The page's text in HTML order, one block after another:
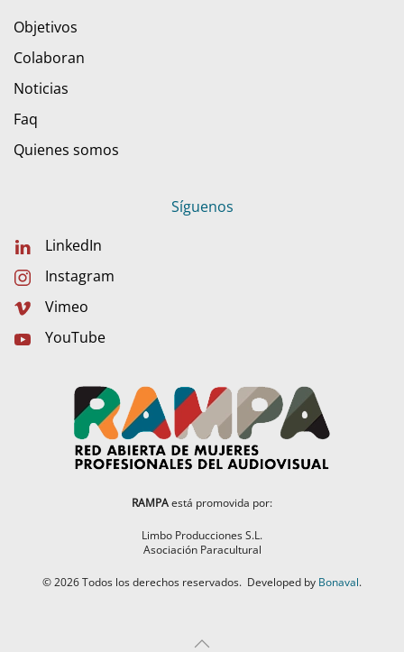
Objetivos
Colaboran
Noticias
Faq
Quienes somos
Síguenos
LinkedIn
Instagram
Vimeo
YouTube
RAMPAestá promovida por:
Limbo Producciones S.L.
Asociación Paracultural
©2026Todos los derechos reservados. Developed by Bonaval.